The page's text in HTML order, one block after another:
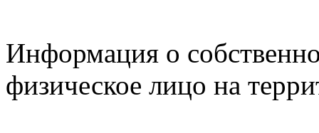
Информация о
физическое лицо на